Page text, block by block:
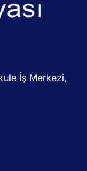
İş Merkezi,